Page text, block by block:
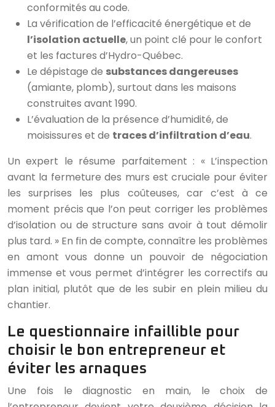
conformités au code.
La vérification de l’efficacité énergétique et de
l’isolation actuelle, un point clé pour le confort
et les factures d’Hydro-Québec.
Le dépistage de substances dangereuses
(amiante, plomb), surtout dans les maisons
construites avant 1990.
L’évaluation de la présence d’humidité, de
moisissures et de traces d’infiltration d’eau.
Un expert le résume parfaitement : « L’inspection
avant la fermeture des murs est cruciale pour éviter
les surprises les plus coûteuses, car c’est à ce
moment précis que l’on peut corriger les problèmes
d’isolation ou de structure sans avoir à tout démolir
plus tard. » En fin de compte, connaître les problèmes
en amont vous donne un pouvoir de négociation
immense et vous permet d’intégrer les correctifs au
plan initial, plutôt que de les subir en plein milieu du
chantier.
Le questionnaire infaillible pour
choisir le bon entrepreneur et
éviter les arnaques
Une fois le diagnostic en main, le choix de